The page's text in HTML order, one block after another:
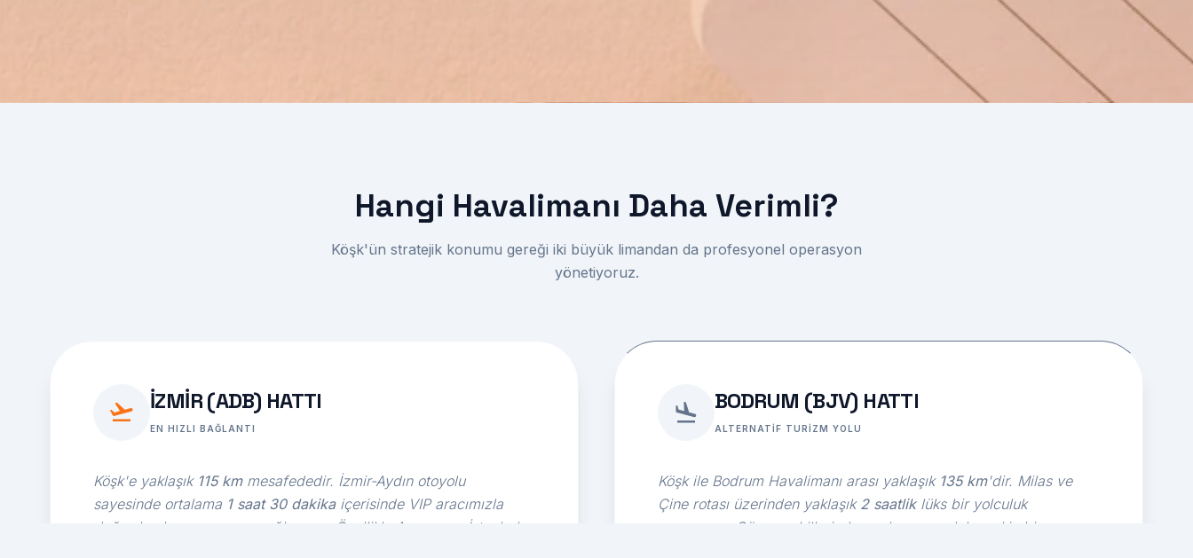
Hangi Havalimanı Daha Verimli?
Köşk'ün stratejik konumu gereği iki büyük limandan da profesyonel operasyon
yönetiyoruz.
İZMIR (ADB) HATTI
EN HIZLI BAĞLANTI
Köşk'e yaklaşık 115 kmmesafededir. İzmir-Aydın otoyolu
sayesinde ortalama 1 saat 30 dakikaiçerisinde VIP aracımızla
doğrudan kapınıza varış sağlıyoruz. Özellikle Avrupa ve İstanbul
BODRUM (BJV) HATTI
ALTERNATIF TURIZM YOLU
Köşk ile Bodrum Havalimanı arası yaklaşık 135 km'dir. Milas ve
Çine rotası üzerinden yaklaşık 2 saatliklüks bir yolculuk
sunuyoruz. Güney sahillerinden gelen veya daha sakin bir